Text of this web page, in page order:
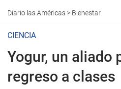
Diario las Américas> Bienestar
CIENCIA
Yogur, un aliado
regreso a clases